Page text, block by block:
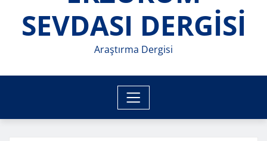
SEVDASI DERGİSİ
Araştırma Dergisi